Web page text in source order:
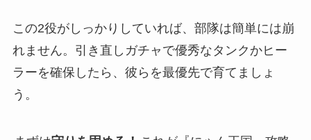
この2役がしっかりしていれば、部隊は簡単には崩
れません。引き直しガチャで優秀なタンクかヒー
ラーを確保したら、彼らを最優先で育てましょ
う。